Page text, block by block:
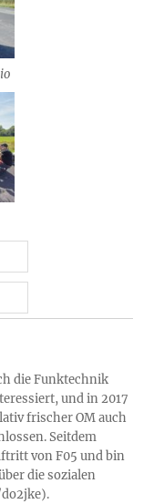
die Funktechnik
und in 2017
frischer OM auch
Seitdem
von F05 und bin
die sozialen